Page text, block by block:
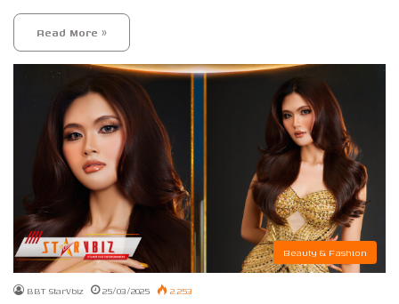
Read More »
Beauty & Fashion
BBT StarVbiz 25/03/2025 2.253